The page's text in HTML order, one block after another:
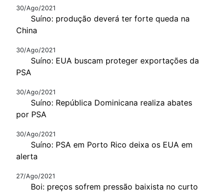
30/Ago/2021
Suíno: produção deverá ter forte queda na
China
30/Ago/2021
Suíno: EUA buscam proteger exportações da
PSA
30/Ago/2021
Suíno: República Dominicana realiza abates
por PSA
30/Ago/2021
Suíno: PSA em Porto Rico deixa os EUA em
alerta
27/Ago/2021
Boi: preços sofrem pressão baixista no curto